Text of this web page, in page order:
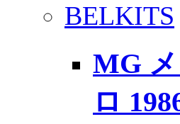
BELKITS
MG
ロ